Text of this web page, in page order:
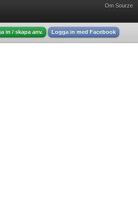
Om Sourze
in / skapa anv. Logga in med Facebook
läsning